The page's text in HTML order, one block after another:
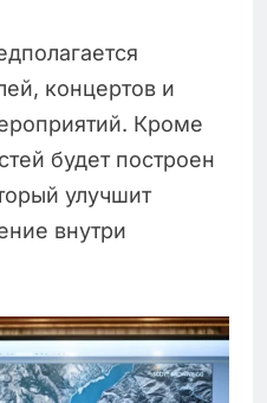
концертов и
Кроме
будет построен
улучшит
внутри